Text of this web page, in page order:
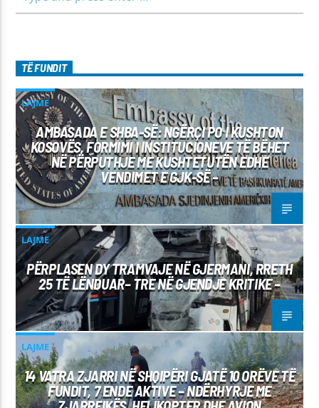
TË FUNDIT
LAJME
AMBASADA E SHBA-SË: NGËRÇI PO I KUSHTON
KOSOVËS, FORMIMI I INSTITUCIONEVE TË BËHET
NË PËRPUTHJE ME KUSHTETUTËN EDHE
VENDIMET E GJK-SË –
LAJME
PËRPLASEN DY TRAMVAJE NË GJERMANI, RRETH
25 TË LËNDUAR– TRE NË GJENDJE KRITIKE –
LAJME
14 VATRA ZJARRI NË SHQIPËRI GJATË 10 ORËVE TË
FUNDIT, 7 ENDE AKTIVE – NDËRHYRJE ME